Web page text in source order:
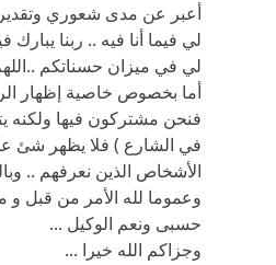
أعبر عن مدى شعوري
لي فيما أنا فيه .. ربنا
لي في ميزان حسناتكم
أما بخصوص خاصية إظهار
فنحن مشتركون فيها
في الشارع ) فلا يظهر شئ
الأشخاص الذين نعرفهم ..
وعموما لله الأمر من قبل و
حسبى ونعم الوكيل ...
وجزاكم الله خيرا ...